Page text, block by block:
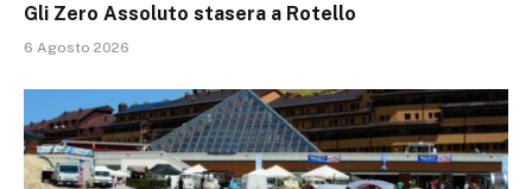
Gli Zero Assoluto stasera a Rotello
6 Agosto 2026